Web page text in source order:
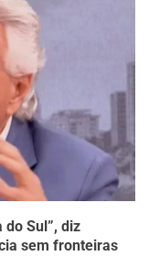
Sul”, diz
sem fronteiras